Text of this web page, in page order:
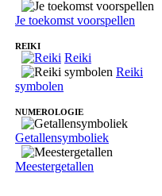
Je toekomst voorspellen
REIKI
Reiki
Reiki
symbolen
NUMEROLOGIE
Getallensymboliek
Meestergetallen